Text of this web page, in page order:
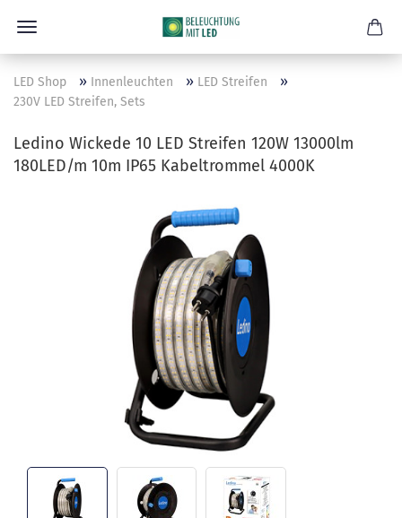
LED Shop » Innenleuchten » LED Streifen »
230V LED Streifen, Sets
Ledino Wickede 10 LED Streifen 120W 13000lm
180LED/m 10m IP65 Kabeltrommel 4000K